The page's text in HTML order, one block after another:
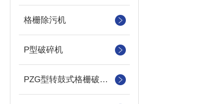
格栅除污机
P型破碎机
PZG型转鼓式格栅破碎机